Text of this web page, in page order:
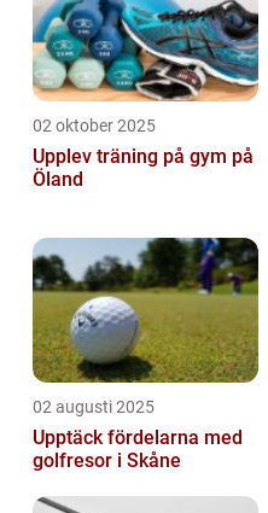
02 oktober 2025
Upplev träning på gym på
Öland
02 augusti 2025
Upptäck fördelarna med
golfresor i Skåne